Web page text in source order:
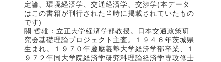
定論、環境経済学、交通経済学、交渉学(本データ
はこの書籍が刊行された当時に掲載されていたもの
です)
關 哲雄：立正大学経済学部教授。日本交通政策研
究会基礎理論プロジェクト主査。１９４６年茨城県
生まれ。１９７０年慶應義塾大学経済学部卒業、１
９７２年同大学院経済学研究科理論経済学専攻修士